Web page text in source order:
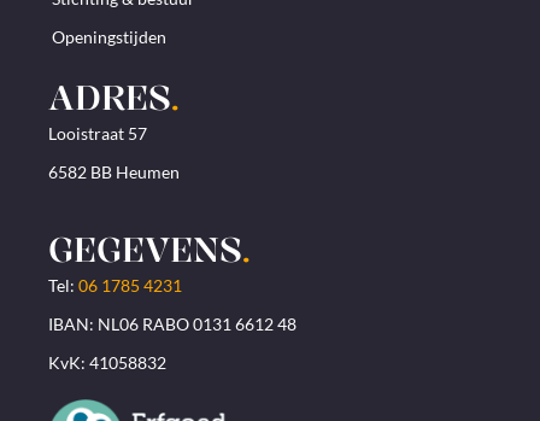
Openingstijden
ADRES.
Looistraat 57
6582 BB Heumen
GEGEVENS.
Tel: 06 1785 4231
IBAN: NL06 RABO 0131 6612 48
KvK: 41058832